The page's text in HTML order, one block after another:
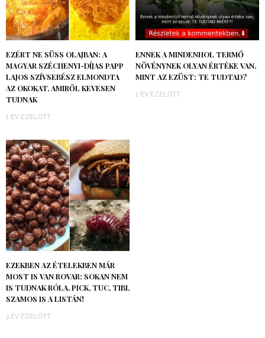
EZÉRT NE SÜSS OLAJBAN: A
MAGYAR SZÉCHENYI-DÍJAS PAPP
LAJOS SZÍVSEBÉSZ ELMONDTA
AZ OKOKAT, AMIRŐL KEVESEN
TUDNAK
1 ÉV EZELŐTT
ENNEK A MINDENHOL TERMŐ
NÖVÉNYNEK OLYAN ÉRTÉKE VAN,
MINT AZ EZÜST: TE TUDTAD?
1 ÉV EZELŐTT
EZEKBEN AZ ÉTELEKBEN MÁR
MOST IS VAN ROVAR: SOKAN NEM
IS TUDNAK RÓLA, PICK, TUC, TIBI,
SZAMOS IS A LISTÁN!
3 ÉV EZELŐTT